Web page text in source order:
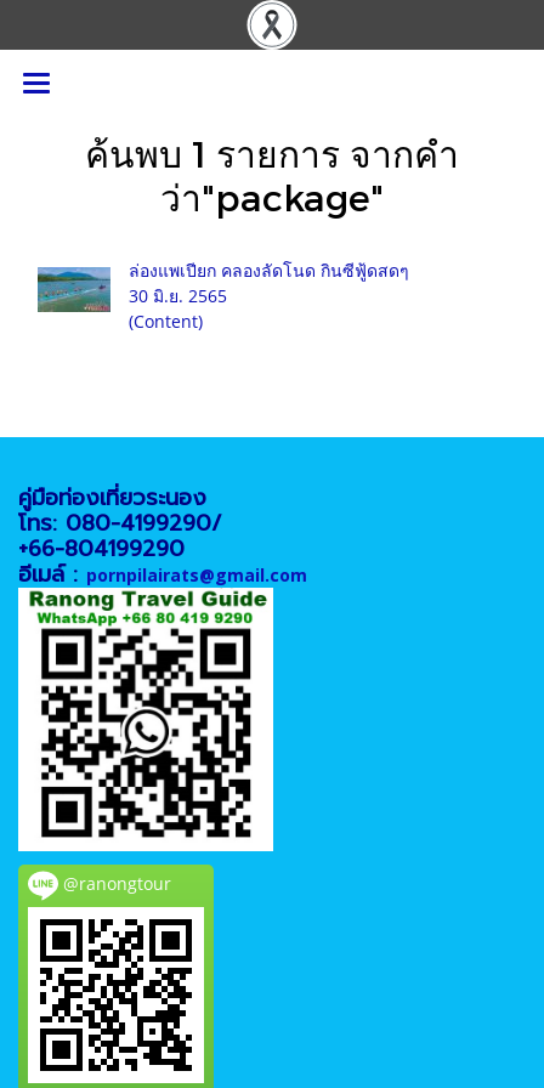
ค้นพบ 1 รายการ จากคำ
ว่า"package"
ล่องแพเปียก คลองลัดโนด กินซีฟู้ดสดๆ
30 มิ.ย. 2565
(Content)
คู่มือท่องเที่ยวระนอง
โทร: 080-4199290/
+66-804199290
อีเมล์ : pornpilairats@gmail.com
@ranongtour